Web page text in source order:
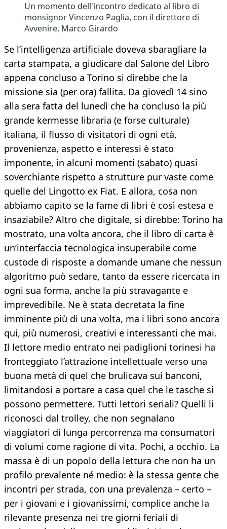
Un momento dell'incontro dedicato al libro di
monsignor Vincenzo Paglia, con il direttore di
Avvenire, Marco Girardo
Se l’intelligenza artificiale doveva sbaragliare la
carta stampata, a giudicare dal Salone del Libro
appena concluso a Torino si direbbe che la
missione sia (per ora) fallita. Da giovedì 14 sino
alla sera fatta del lunedì che ha concluso la più
grande kermesse libraria (e forse culturale)
italiana, il flusso di visitatori di ogni età,
provenienza, aspetto e interessi è stato
imponente, in alcuni momenti (sabato) quasi
soverchiante rispetto a strutture pur vaste come
quelle del Lingotto ex Fiat. E allora, cosa non
abbiamo capito se la fame di libri è così estesa e
insaziabile? Altro che digitale, si direbbe: Torino ha
mostrato, una volta ancora, che il libro di carta è
un’interfaccia tecnologica insuperabile come
custode di risposte a domande umane che nessun
algoritmo può sedare, tanto da essere ricercata in
ogni sua forma, anche la più stravagante e
imprevedibile. Ne è stata decretata la fine
imminente più di una volta, ma i libri sono ancora
qui, più numerosi, creativi e interessanti che mai.
Il lettore medio entrato nei padiglioni torinesi ha
fronteggiato l’attrazione intellettuale verso una
buona metà di quel che brulicava sui banconi,
limitandosi a portare a casa quel che le tasche si
possono permettere. Tutti lettori seriali? Quelli li
riconosci dal trolley, che non segnalano
viaggiatori di lunga percorrenza ma consumatori
di volumi come ragione di vita. Pochi, a occhio. La
massa è di un popolo della lettura che non ha un
profilo prevalente né medio: è la stessa gente che
incontri per strada, con una prevalenza – certo –
per i giovani e i giovanissimi, complice anche la
rilevante presenza nei tre giorni feriali di